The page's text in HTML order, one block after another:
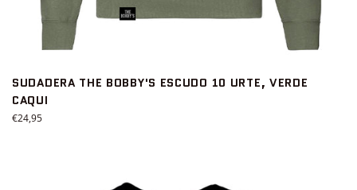
SUDADERA THE BOBBY'S ESCUDO 10 URTE, VERDE
CAQUI
Precio
€24,95